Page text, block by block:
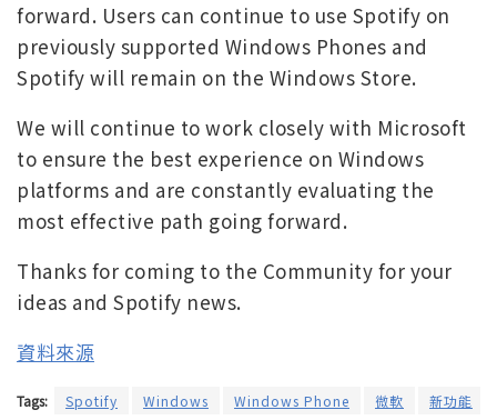
forward. Users can continue to use Spotify on
previously supported Windows Phones and
Spotify will remain on the Windows Store.
We will continue to work closely with Microsoft
to ensure the best experience on Windows
platforms and are constantly evaluating the
most effective path going forward.
Thanks for coming to the Community for your
ideas and Spotify news.
資料來源
Tags: Spotify Windows Windows Phone 微軟 新功能